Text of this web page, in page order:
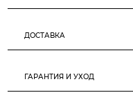
ДОСТАВКА
ГАРАНТИЯ И УХОД